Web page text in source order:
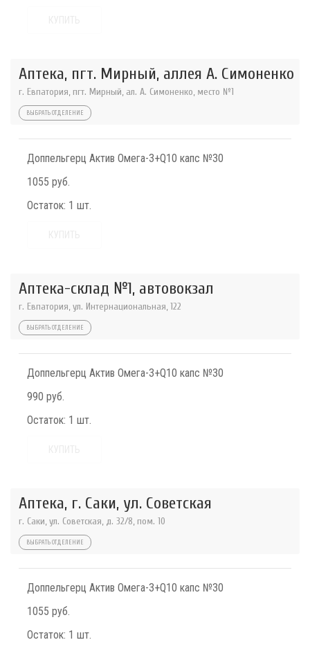
Аптека, пгт. Мирный, аллея А. Симоненко
г. Евпатория, пгт. Мирный, ал. А. Симоненко, место №1
ВЫБРАТЬ ОТДЕЛЕНИЕ
Доппельгерц Актив Омега-3+Q10 капс №30
1055 руб.
Остаток: 1 шт.
Аптека-склад №1, автовокзал
г. Евпатория, ул. Интернациональная, 122
ВЫБРАТЬ ОТДЕЛЕНИЕ
Доппельгерц Актив Омега-3+Q10 капс №30
990 руб.
Остаток: 1 шт.
Аптека, г. Саки, ул. Советская
г. Саки, ул. Советская, д. 32/8, пом. 10
ВЫБРАТЬ ОТДЕЛЕНИЕ
Доппельгерц Актив Омега-3+Q10 капс №30
1055 руб.
Остаток: 1 шт.